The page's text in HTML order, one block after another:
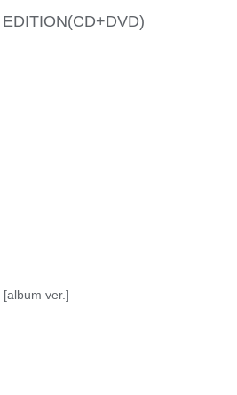
EDITION(CD+DVD)
ver.]